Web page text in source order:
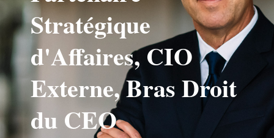
Stratégique
d'Affaires, CIO
Externe, Bras Droit
du CEO